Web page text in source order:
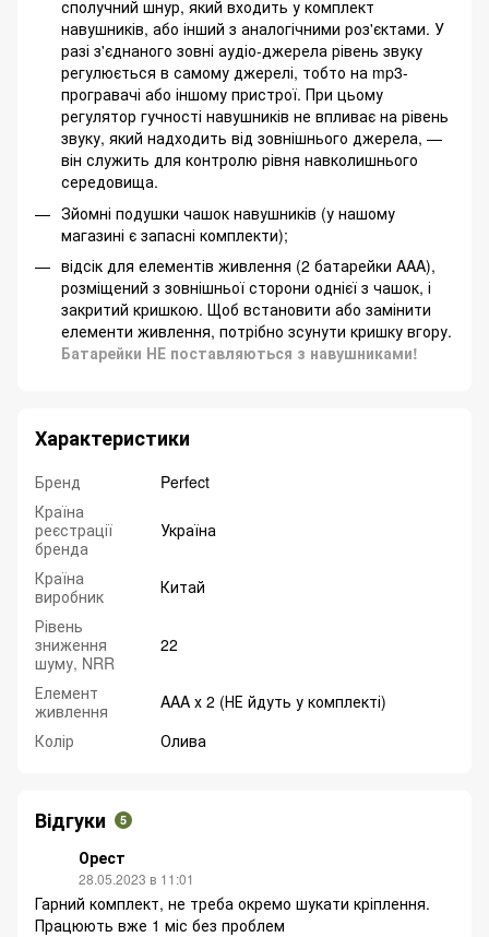
сполучний шнур, який входить у комплект
навушників, або інший з аналогічними роз'єктами. У
разі з'єднаного зовні аудіо-джерела рівень звуку
регулюється в самому джерелі, тобто на mp3-
програвачі або іншому пристрої. При цьому
регулятор гучності навушників не впливає на рівень
звуку, який надходить від зовнішнього джерела, —
він служить для контролю рівня навколишнього
середовища.
Зйомні подушки чашок навушників (у нашому
магазині є запасні комплекти);
відсік для елементів живлення (2 батарейки AAA),
розміщений з зовнішньої сторони однієї з чашок, і
закритий кришкою. Щоб встановити або замінити
елементи живлення, потрібно зсунути кришку вгору.
Батарейки НЕ поставляються з навушниками!
Характеристики
Бренд
Perfect
Країна
реєстрації
бренда
Україна
Країна
виробник
Китай
Рівень
зниження
шуму, NRR
22
Елемент
живлення
AAA х 2 (НЕ йдуть у комплекті)
Колір
Олива
Відгуки 5
Орест
28.05.2023 в 11:01
Гарний комплект, не треба окремо шукати кріплення.
Працюють вже 1 міс без проблем